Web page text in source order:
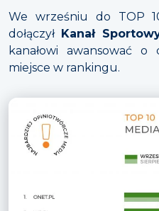
We wrześniu do TOP
dołączył Kanał
kanałowi awansować
miejsce w rankingu.